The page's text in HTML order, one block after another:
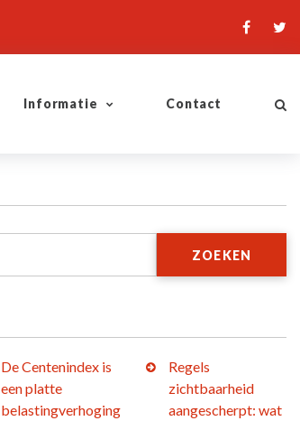
Informatie Contact
ZOEKEN
De Centenindex is
een platte
belastingverhoging
Regels
zichtbaarheid
aangescherpt: wat